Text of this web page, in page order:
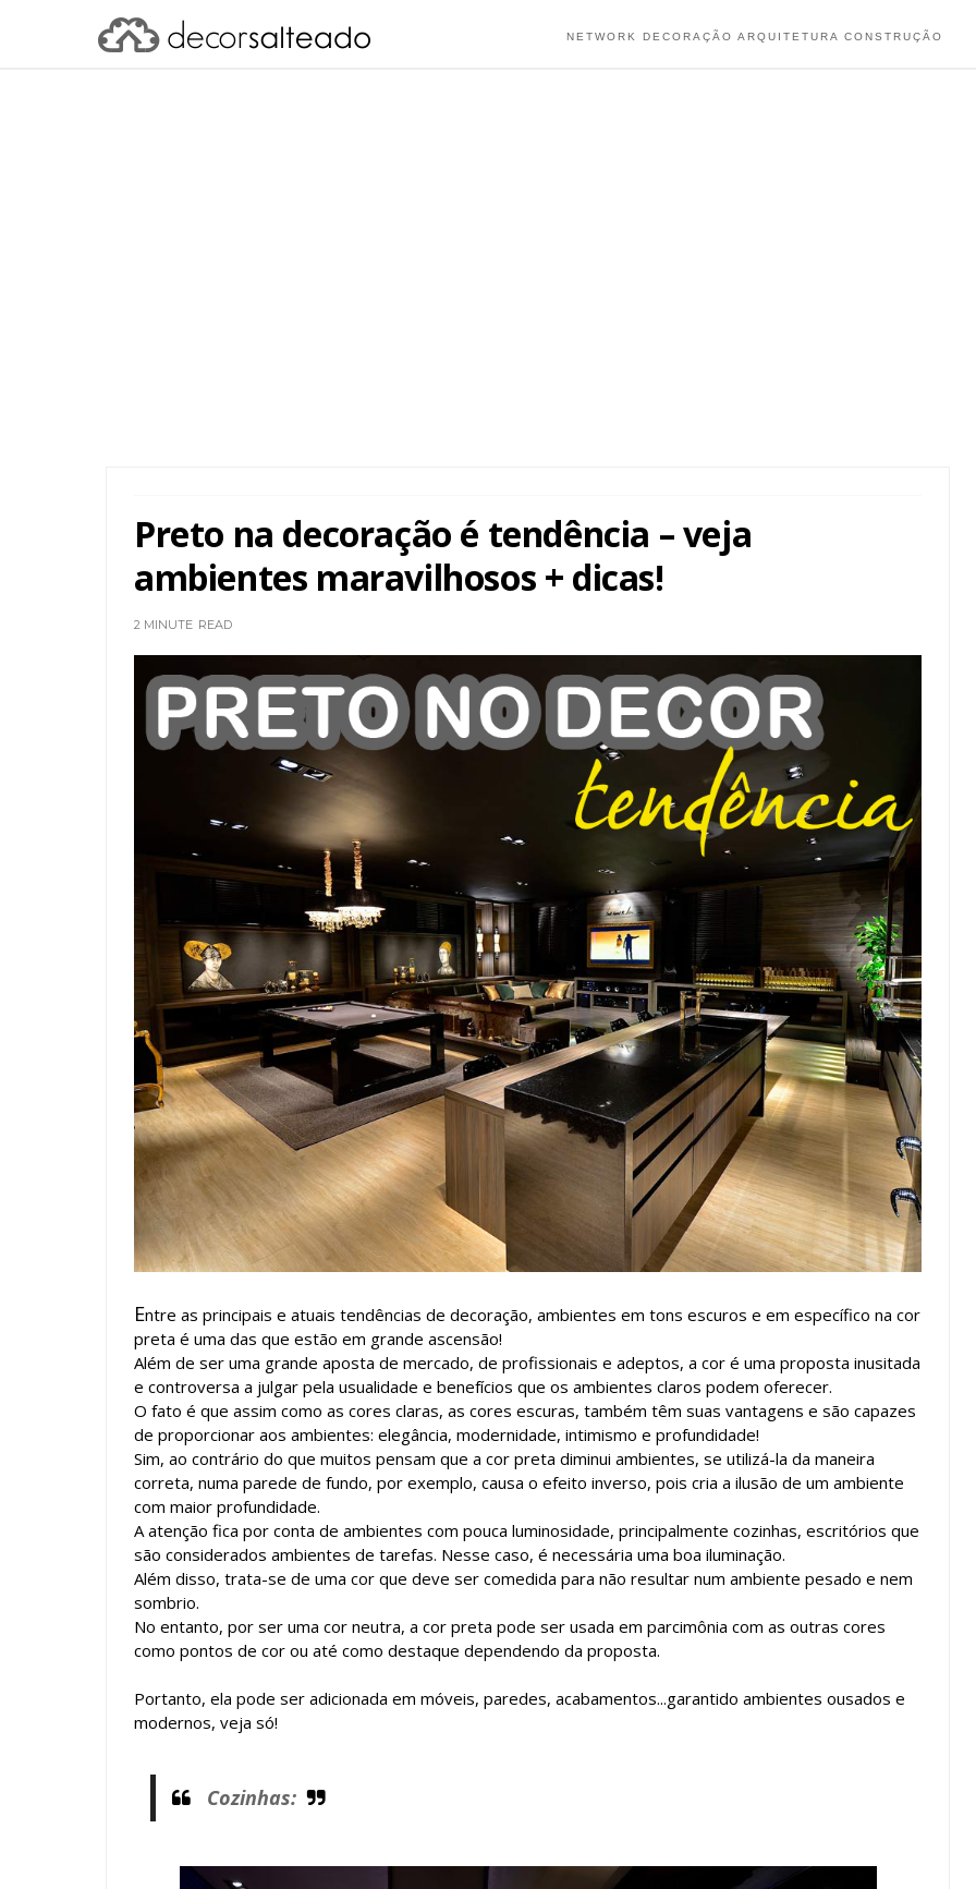
NETWORK DECORAÇÃO ARQUITETURA CONSTRUÇÃO
Preto na decoração é tendência – veja
ambientes maravilhosos + dicas!
2 MINUTE READ
Entre as principais e atuais tendências de decoração, ambientes em tons escuros e em específico na cor
preta é uma das que estão em grande ascensão!
Além de ser uma grande aposta de mercado, de profissionais e adeptos, a cor é uma proposta inusitada
e controversa a julgar pela usualidade e benefícios que os ambientes claros podem oferecer.
O fato é que assim como as cores claras, as cores escuras, também têm suas vantagens e são capazes
de proporcionar aos ambientes: elegância, modernidade, intimismo e profundidade!
Sim, ao contrário do que muitos pensam que a cor preta diminui ambientes, se utilizá-la da maneira
correta, numa parede de fundo, por exemplo, causa o efeito inverso, pois cria a ilusão de um ambiente
com maior profundidade.
A atenção fica por conta de ambientes com pouca luminosidade, principalmente cozinhas, escritórios que
são considerados ambientes de tarefas. Nesse caso, é necessária uma boa iluminação.
Além disso, trata-se de uma cor que deve ser comedida para não resultar num ambiente pesado e nem
sombrio.
No entanto, por ser uma cor neutra, a cor preta pode ser usada em parcimônia com as outras cores
como pontos de cor ou até como destaque dependendo da proposta.
Portanto, ela pode ser adicionada em móveis, paredes, acabamentos...garantido ambientes ousados e
modernos, veja só!
Cozinhas: